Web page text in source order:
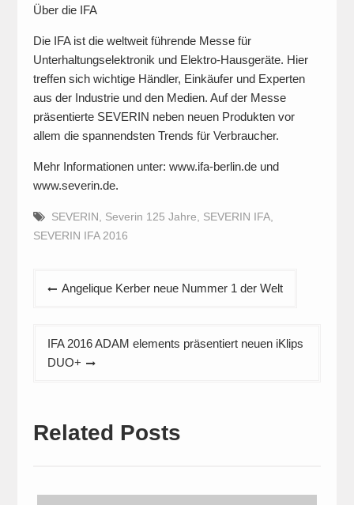
Über die IFA
Die IFA ist die weltweit führende Messe für
Unterhaltungselektronik und Elektro-Hausgeräte. Hier
treffen sich wichtige Händler, Einkäufer und Experten
aus der Industrie und den Medien. Auf der Messe
präsentierte SEVERIN neben neuen Produkten vor
allem die spannendsten Trends für Verbraucher.
Mehr Informationen unter: www.ifa-berlin.de und
www.severin.de.
SEVERIN Severin 125 Jahre SEVERIN IFA,
SEVERIN IFA 2016
Beitragsnavigation
Angelique Kerber neue Nummer 1 der Welt
IFA 2016 ADAM elements präsentiert neuen iKlips
DUO+
Related Posts